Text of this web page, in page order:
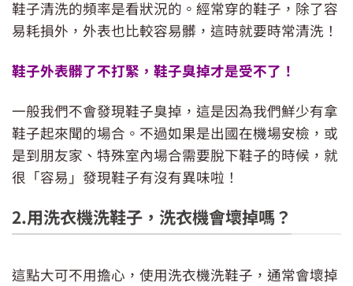
鞋子清洗的頻率是看狀況的。經常穿的鞋子，除了容
易耗損外，外表也比較容易髒 ，這時就要時常清洗！
鞋子外表髒了不打緊，鞋子臭掉才是受不了！
一般我們不會發現鞋子臭掉，這是因為我們鮮少有拿
鞋子起來聞的場合。不過如果是出國在機場安檢，或
是到朋友家、特殊室內場合需要脫下鞋子的時候，就
很「容易」發現鞋子有沒有異味啦！
2.用洗衣機洗鞋子，洗衣機會壞掉嗎？
這點大可不用擔心，使用洗衣機洗鞋子，通常會壞掉